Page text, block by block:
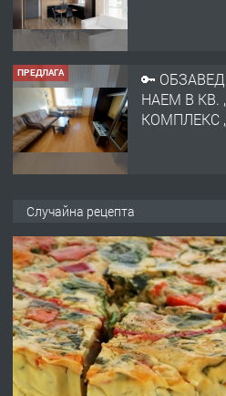
ПРЕДЛАГА
🔑
НАЕМ В КВ.
КОМПЛЕКС
ХАСКОВО
ПРЕДЛАГА Давам
Случайна рецепта